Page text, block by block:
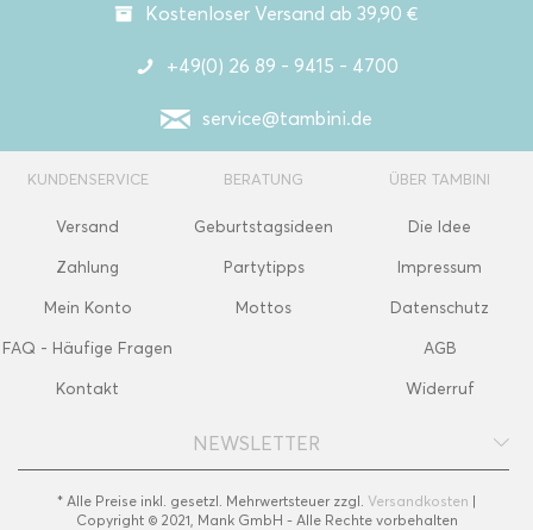
Kostenloser Versand ab 39,90 €
+49(0) 26 89 - 9415 - 4700
service@tambini.de
KUNDENSERVICE
Versand
Zahlung
Mein Konto
FAQ - Häufige Fragen
Kontakt
BERATUNG
Geburtstagsideen
Partytipps
Mottos
ÜBER TAMBINI
Die Idee
Impressum
Datenschutz
AGB
Widerruf
NEWSLETTER
* Alle Preise inkl. gesetzl. Mehrwertsteuer zzgl. Versandkosten |
Copyright © 2021, Mank GmbH - Alle Rechte vorbehalten